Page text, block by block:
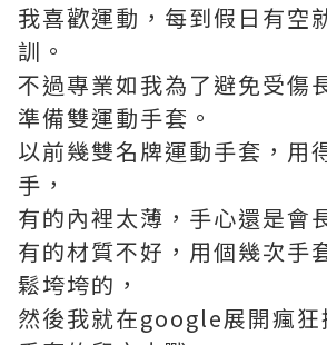
我喜歡運動，每到假日有空
訓。
不過專業如我為了避免受傷
準備雙運動手套。
以前幾雙名牌運動手套，用
手，
有的內裡太薄，手心還是會
有的材質不好，用個幾次手
鬆垮垮的，
然後我就在google展開瘋狂